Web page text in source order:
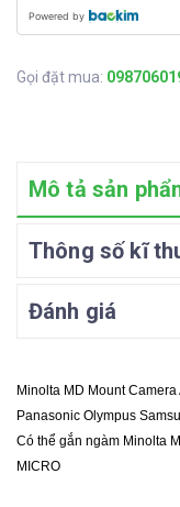
Powered by
Gọi đặt mua:
Mô tả sản
Thông số kĩ
Đánh giá
Minolta MD Mount
Panasonic Olympus
Có thể gắn ngàm Minolta
MICRO